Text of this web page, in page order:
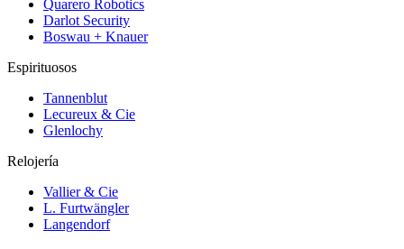
Quarero Robotics
Darlot Security
Boswau + Knauer
Espirituosos
Tannenblut
Lecureux & Cie
Glenlochy
Relojería
Vallier & Cie
L. Furtwängler
Langendorf